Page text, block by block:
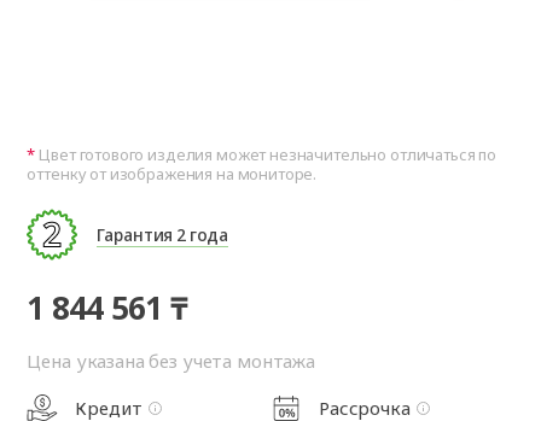
Цвет готового изделия может незначительно отличаться по
оттенку от изображения на мониторе.
Гарантия 2 года
1 844 561 ₸
Цена указана без учета монтажа
Кредит
Рассрочка